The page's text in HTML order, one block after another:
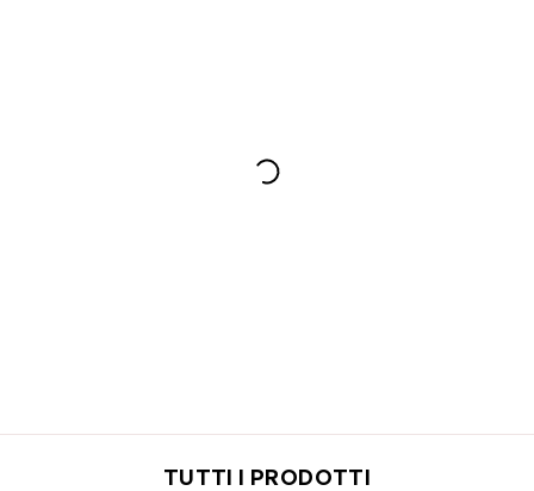
TUTTI I PRODOTTI